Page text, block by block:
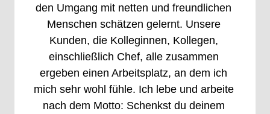
den Umgang mit netten und
Menschen schätzen gelernt.
Unsere
Kunden, die Kolleginnen,
einschließlich Chef, alle
ergeben einen Arbeitsplatz, an dem
mich sehr wohl fühle. Ich lebe und
arbeite
nach dem Motto: Schenkst du